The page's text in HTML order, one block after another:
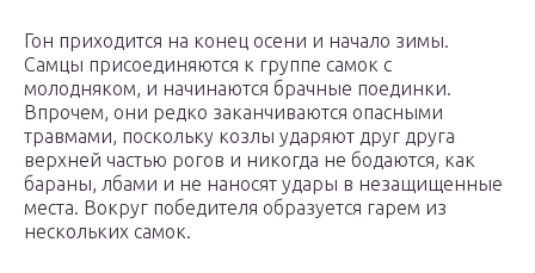
Гон приходится на конец осени и начало зимы.
Самцы присоединяются к группе самок с
молодняком, и начинаются брачные поединки.
Впрочем, они редко заканчиваются опасными
травмами, поскольку козлы ударяют друг друга
верхней частью рогов и никогда не бодаются, как
бараны, лбами и не наносят удары в незащищенные
места. Вокруг победителя образуется гарем из
нескольких самок.